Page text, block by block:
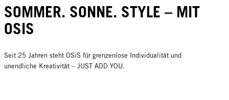
SOMMER. SONNE. STYLE – MIT
OSIS
Seit 25 Jahren steht OSiS für grenzenlose Individualität und
unendliche Kreativität – JUST ADD YOU.